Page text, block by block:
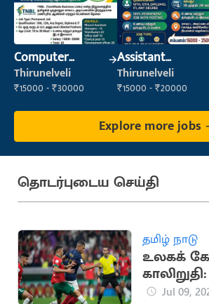
Computer
Operator
Thirunelveli
₹15000 - ₹30000
Assistant
Manager
Thirunelveli
₹15000 - ₹20000
Explore more jobs
தொடர்புடைய செய்தி
தமிழ் நாடு
உலகக்
Jul 09,